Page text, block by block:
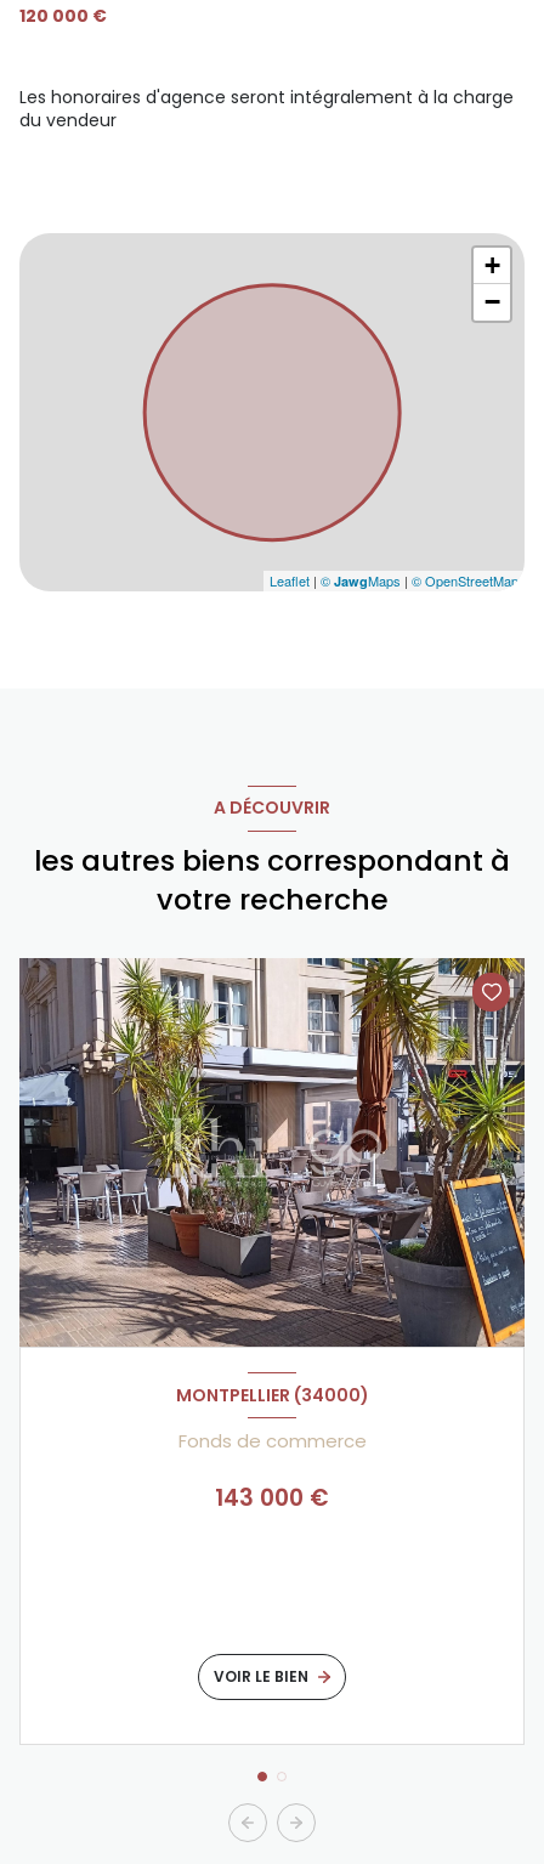
120 000 €
Les honoraires d'agence seront intégralement à la charge
du vendeur
+
−
Leaflet | © JawgMaps | © OpenStreetMap
A DÉCOUVRIR
les autres biens correspondant à
votre recherche
MONTPELLIER (34000)
Fonds de commerce
143 000 €
VOIR LE BIEN